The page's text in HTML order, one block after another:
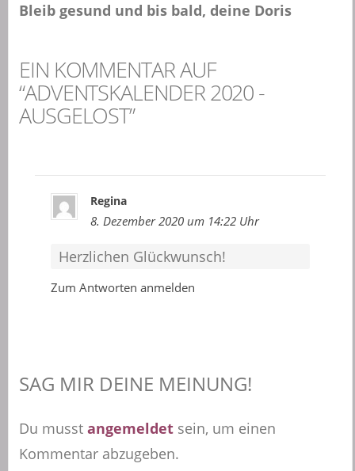
Bleib gesund und bis bald, deine Doris
EIN KOMMENTAR AUF
“ADVENTSKALENDER 2020 -
AUSGELOST”
Regina
8. Dezember 2020 um 14:22 Uhr
Herzlichen Glückwunsch!
Zum Antworten anmelden
SAG MIR DEINE MEINUNG!
Du musst angemeldetsein, um einen
Kommentar abzugeben.